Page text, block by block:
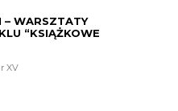
– WARSZTATY
“KSIĄŻKOWE
XV